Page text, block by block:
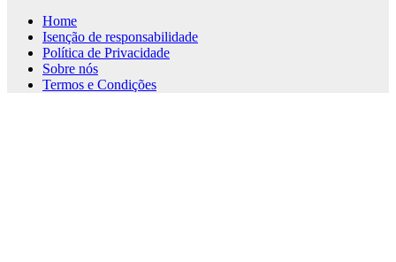
Home
Isenção de responsabilidade
Política de Privacidade
Sobre nós
Termos e Condições